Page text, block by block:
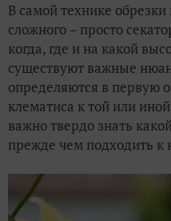
В самой технике
сложного – просто
когда, где и на какой
существуют важные
определяются в первую
клематиса к той или
важно твердо знать
прежде чем подходить к